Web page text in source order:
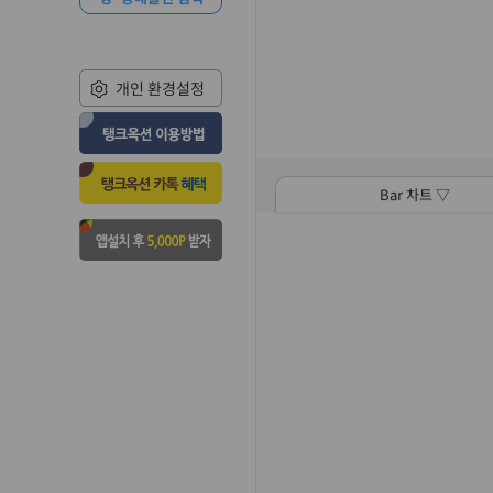
개인 환경설정
Bar 차트